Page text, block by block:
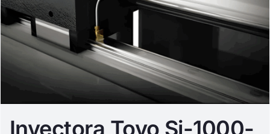
Inyectora Toyo Si-1000-